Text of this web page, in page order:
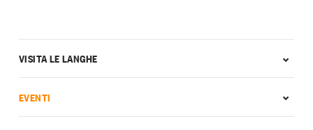
VISITA LE LANGHE
EVENTI